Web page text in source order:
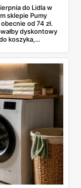
do Lidla w
sklepie Pumy
od 74 zł.
dyskontowy
koszyka,
kosztują
naprawdę